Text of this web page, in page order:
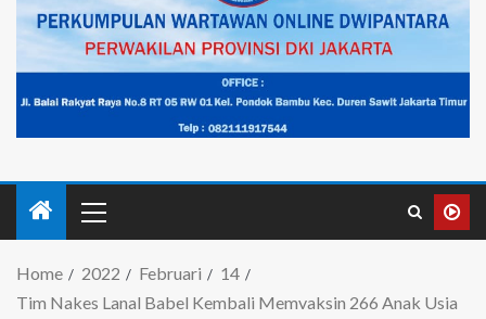
Home 2022 Februari
14
Tim Nakes Lanal Babel Kembali Memvaksin 266 Anak Usia